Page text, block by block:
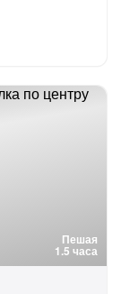
Пешая
1.5 часа